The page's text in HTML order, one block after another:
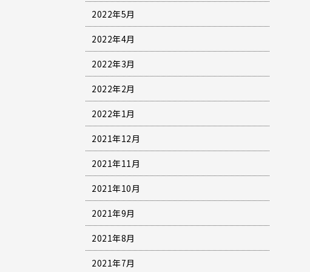
2022年5月
2022年4月
2022年3月
2022年2月
2022年1月
2021年12月
2021年11月
2021年10月
2021年9月
2021年8月
2021年7月